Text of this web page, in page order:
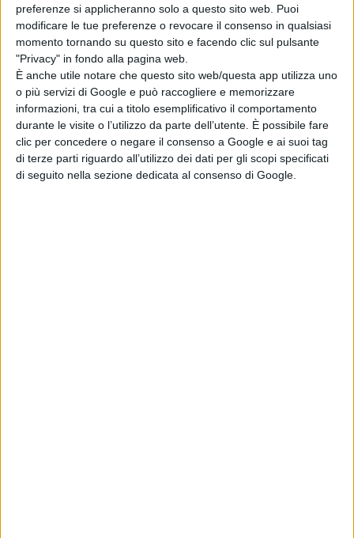
preferenze si applicheranno solo a questo sito web. Puoi
modificare le tue preferenze o revocare il consenso in qualsiasi
momento tornando su questo sito e facendo clic sul pulsante
"Privacy" in fondo alla pagina web.
È anche utile notare che questo sito web/questa app utilizza uno
o più servizi di Google e può raccogliere e memorizzare
informazioni, tra cui a titolo esemplificativo il comportamento
durante le visite o l’utilizzo da parte dell’utente. È possibile fare
clic per concedere o negare il consenso a Google e ai suoi tag
di terze parti riguardo all’utilizzo dei dati per gli scopi specificati
di seguito nella sezione dedicata al consenso di Google.
Oceania, Dwayne
Johnson risponde
alle recensioni
di Emanuela Giuliani
Chi siamoContattiPrivacy PolicyCookie Policy
Emanuela Giuliani CFGLNMNL77T43L639